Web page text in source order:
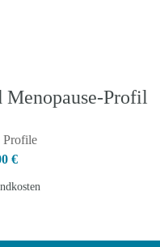
Menopause-Profil
Profile
€